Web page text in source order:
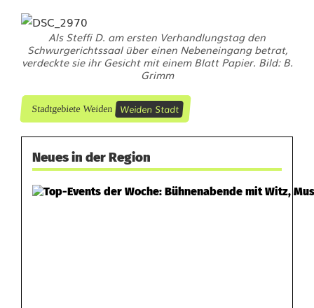
Als Steffi D. am ersten Verhandlungstag den
Schwurgerichtssaal über einen Nebeneingang betrat,
verdeckte sie ihr Gesicht mit einem Blatt Papier. Bild: B.
Grimm
Stadtgebiete Weiden Weiden Stadt
Neues in der Region